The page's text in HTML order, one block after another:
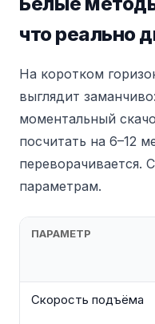
что реально
На коротком
выглядит
моментальный
посчитать на 6–12
переворачивается.
параметрам.
ПАРАМЕТР
Скорость подъёма